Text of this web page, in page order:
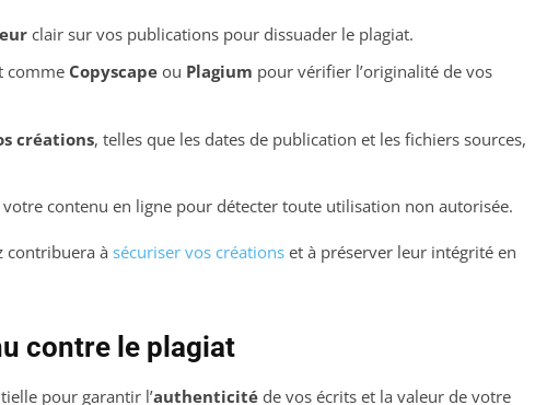
clair sur vos publications pour dissuader le plagiat.
comme Copyscapeou Plagium pour vérifier l’originalité de vos
créations, telles que les dates de publication et les fichiers sources,
contenu en ligne pour détecter toute utilisation non autorisée.
contribuera à sécuriser vos créations et à préserver leur intégrité en
contre le plagiat
pour garantir l’authenticité de vos écrits et la valeur de votre